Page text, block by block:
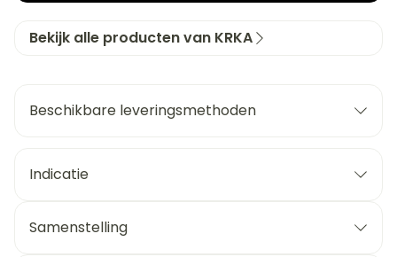
Bekijk alle producten van KRKA
Beschikbare leveringsmethoden
Indicatie
Samenstelling